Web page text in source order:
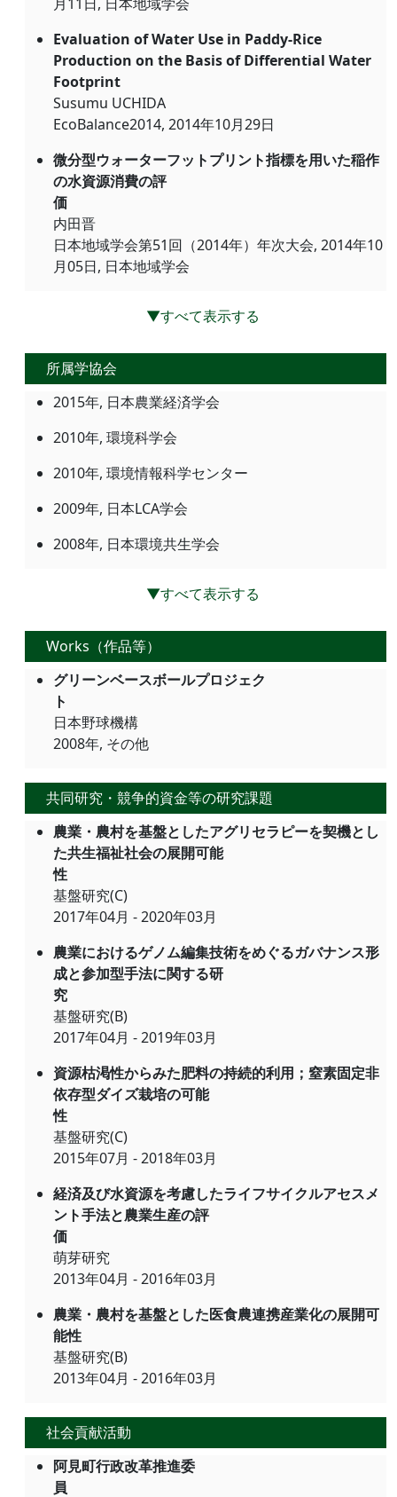
Evaluation of Water Use in Paddy-Rice
Production on the Basis of Differential Water
Footprint
Susumu UCHIDA
EcoBalance2014, 2014年10月29日
微分型ウォーターフットプリント指標を用いた稲作
の水資源消費の評
価
内田晋
日本地域学会第51回（2014年）年次大会, 2014年10
月05日, 日本地域学会
▼すべて表示する
所属学協会
2015年, 日本農業経済学会
2010年, 環境科学会
2010年, 環境情報科学センター
2009年, 日本LCA学会
2008年, 日本環境共生学会
▼すべて表示する
Works（作品等）
グリーンベースボールプロジェク
ト
日本野球機構
2008年, その他
共同研究・競争的資金等の研究課題
農業・農村を基盤としたアグリセラピーを契機とし
た共生福祉社会の展開可能
性
基盤研究(C)
2017年04月 - 2020年03月
農業におけるゲノム編集技術をめぐるガバナンス形
成と参加型手法に関する研
究
基盤研究(B)
2017年04月 - 2019年03月
資源枯渇性からみた肥料の持続的利用；窒素固定非
依存型ダイズ栽培の可能
性
基盤研究(C)
2015年07月 - 2018年03月
経済及び水資源を考慮したライフサイクルアセスメ
ント手法と農業生産の評
価
萌芽研究
2013年04月 - 2016年03月
農業・農村を基盤とした医食農連携産業化の展開可
能性
基盤研究(B)
2013年04月 - 2016年03月
社会貢献活動
阿見町行政改革推進委
員